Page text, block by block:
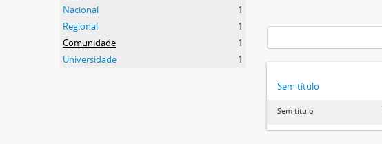
Nacional
1
Regional
1
Comunidade
1
Universidade
1
Sem título
Sem título